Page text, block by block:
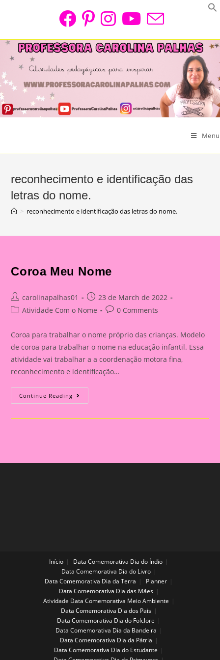
Menu
reconhecimento e identificação das
letras do nome.
> reconhecimento e identificação das letras do nome.
Coroa Meu Nome
Post
author:
carolinapalhas01
Post
published:
23 de March de 2022
PostAtividade Com o Nome
Post0 Comments
Coroa para trabalhar o nome próprio das crianças. Modelo
de coroa para trabalhar o nome na educação infantil. Essa
atividade vai trabalhar a a coordenação motora fina,
reconhecimento e identificação…
Continue Reading Coroa
Meu
Início
Data Comemorativa Dia do Índio
Data Comemorativa Dia do Livro
Data Comemorativa Dia da Terra
Planner
Data Comemorativa Dia das Mães
Atividade Data Comemorativa Meio Ambiente
Data Comemorativa Dia dos Pais
Data Comemorativa Dia do Folclore
Data Comemorativa Dia da Bandeira
Data Comemorativa Dia da Pátria
Data Comemorativa Dia do Estudante